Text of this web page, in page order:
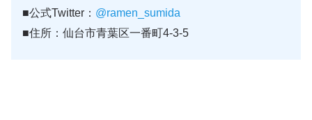
■公式Twitter： @ramen_sumida
■住所：仙台市青葉区一番町4-3-5